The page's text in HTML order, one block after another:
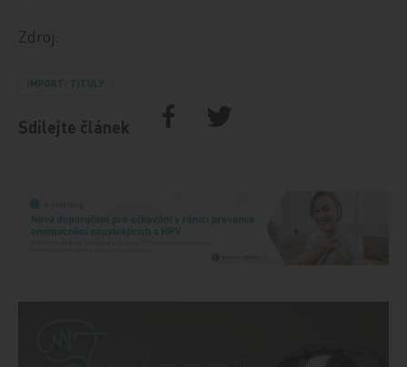
Zdroj:
IMPORT: TITULY
Sdílejte článek